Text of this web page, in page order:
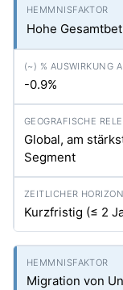
Hohe
-0.9%
Global, am
Segment
Kurzfristig (≤ 2
Migration von